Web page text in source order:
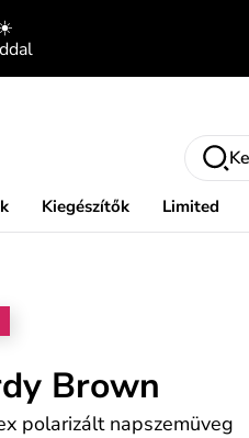
Kiegészítők Limited
Brown
polarizált napszemüveg